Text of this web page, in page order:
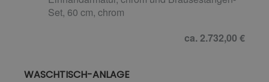
Set, 60 cm, chrom
ca. 2.732,00 €
WASCHTISCH-ANLAGE